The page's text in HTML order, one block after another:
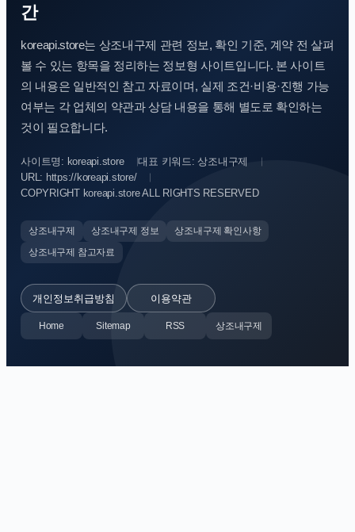
간
koreapi.store는 상조내구제 관련 정보, 확인 기준, 계약 전 살펴
볼 수 있는 항목을 정리하는 정보형 사이트입니다. 본 사이트
의 내용은 일반적인 참고 자료이며, 실제 조건·비용·진행 가능
여부는 각 업체의 약관과 상담 내용을 통해 별도로 확인하는
것이 필요합니다.
사이트명: koreapi.store
대표 키워드: 상조내구제
URL: https://koreapi.store/
COPYRIGHT koreapi.store ALL RIGHTS RESERVED
상조내구제 상조내구제 정보
상조내구제 확인사항
상조내구제 참고자료
개인정보취급방침 이용약관
Home Sitemap RSS 상조내구제